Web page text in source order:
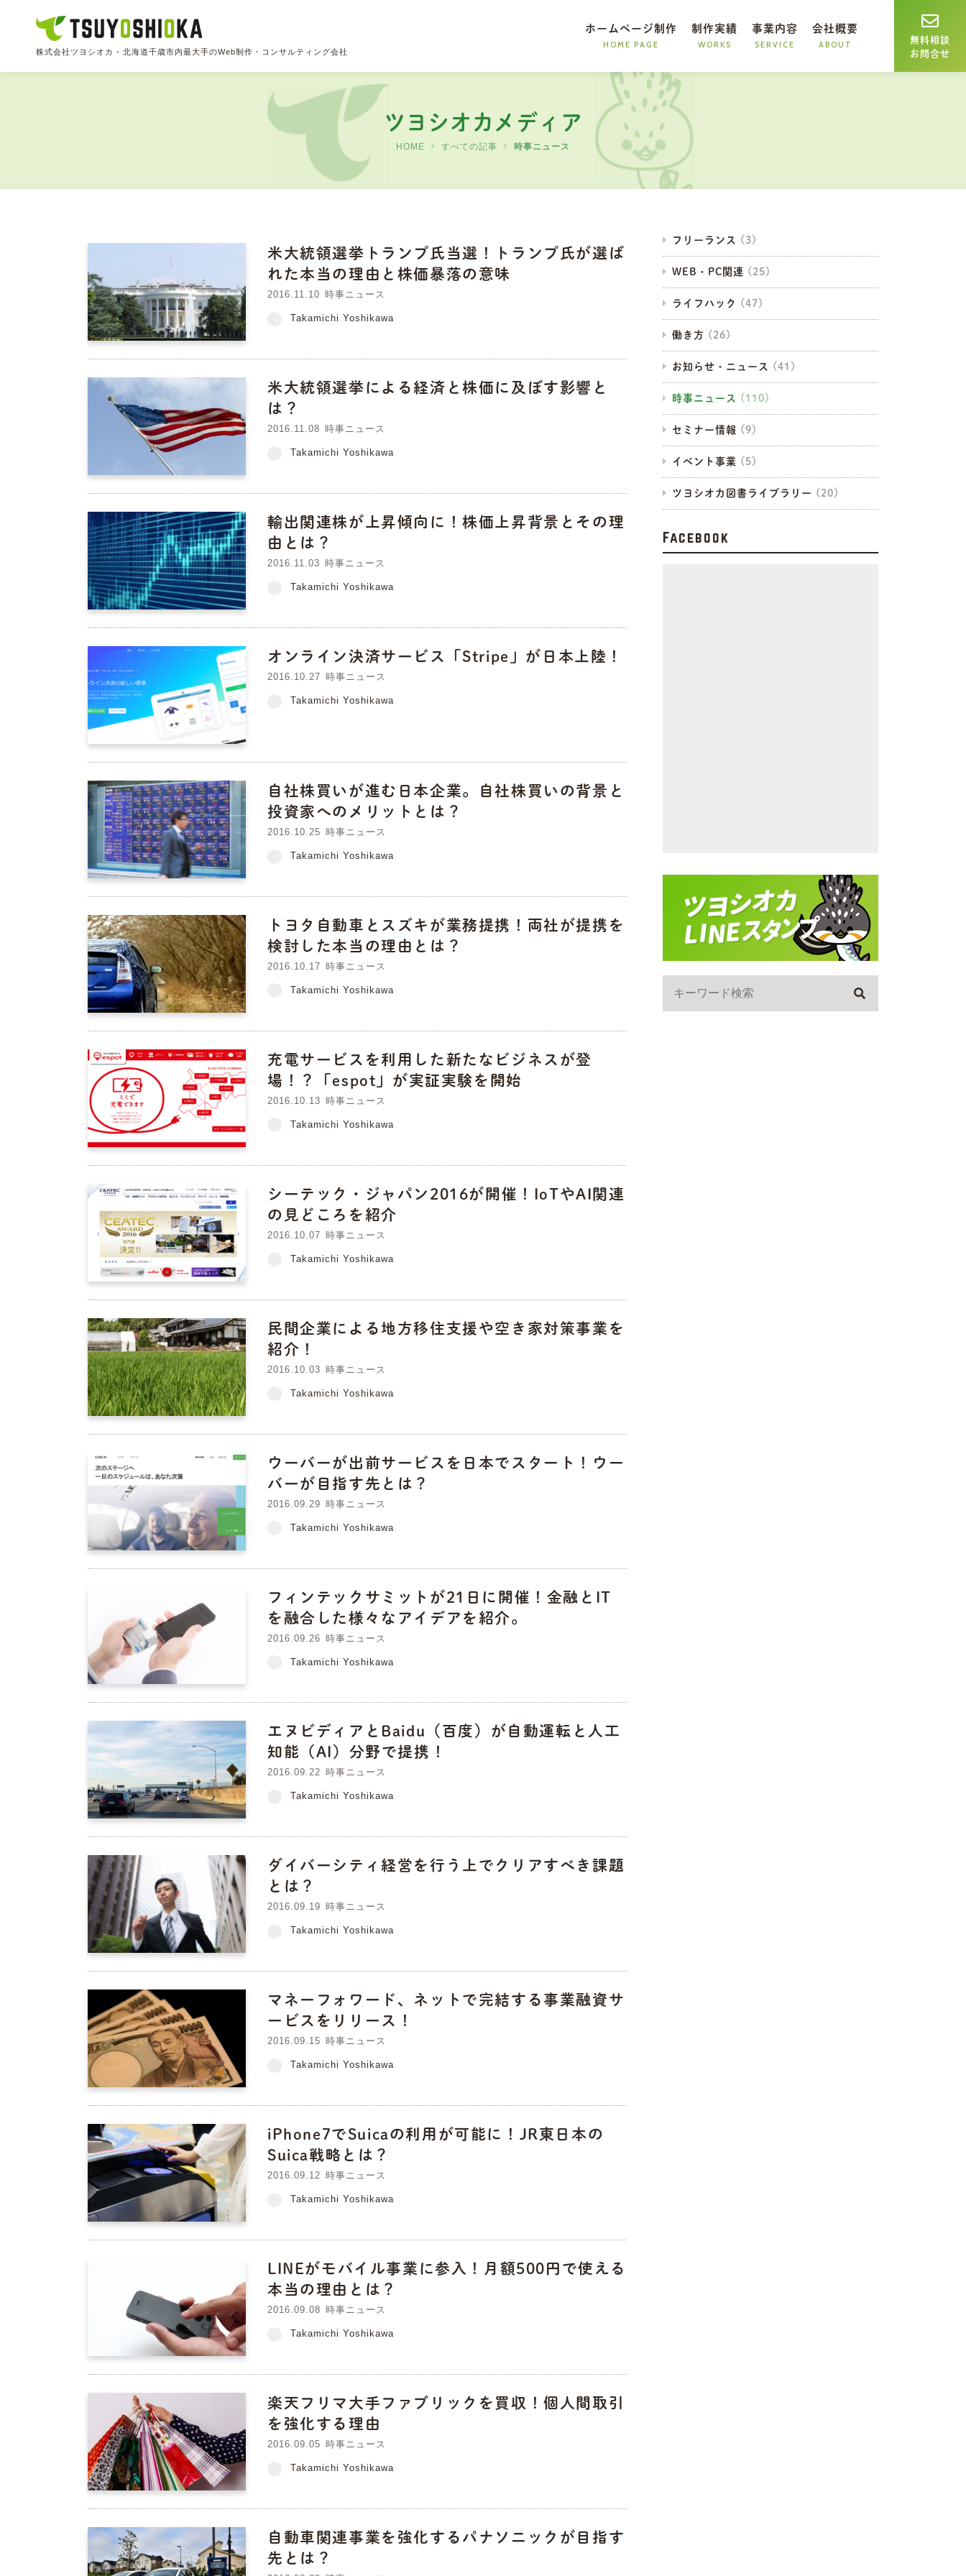
株式会社ツヨシオカ - 北海道千歳市内最大手のWeb制作・コンサルティング会社
ホームページ制作 制作実績 事業内容 会社概要
無料相談
お問合せ
ツヨシオカメディア
HOME すべての記事 時事ニュース
米大統領選挙トランプ氏当選！トランプ氏が選ば
れた本当の理由と株価暴落の意味
2016.11.10 時事ニュース
Takamichi Yoshikawa
米大統領選挙による経済と株価に及ぼす影響と
は？
2016.11.08 時事ニュース
Takamichi Yoshikawa
輸出関連株が上昇傾向に！株価上昇背景とその理
由とは？
2016.11.03 時事ニュース
Takamichi Yoshikawa
オンライン決済サービス「Stripe」が日本上陸！
2016.10.27 時事ニュース
Takamichi Yoshikawa
自社株買いが進む日本企業。自社株買いの背景と
投資家へのメリットとは？
2016.10.25 時事ニュース
Takamichi Yoshikawa
トヨタ自動車とスズキが業務提携！両社が提携を
検討した本当の理由とは？
2016.10.17 時事ニュース
Takamichi Yoshikawa
充電サービスを利用した新たなビジネスが登
場！？「espot」が実証実験を開始
2016.10.13 時事ニュース
Takamichi Yoshikawa
シーテック・ジャパン2016が開催！IoTやAI関連
の見どころを紹介
2016.10.07 時事ニュース
Takamichi Yoshikawa
民間企業による地方移住支援や空き家対策事業を
紹介！
2016.10.03 時事ニュース
Takamichi Yoshikawa
ウーバーが出前サービスを日本でスタート！ウー
バーが目指す先とは？
2016.09.29 時事ニュース
Takamichi Yoshikawa
フィンテックサミットが21日に開催！金融とIT
を融合した様々なアイデアを紹介。
2016.09.26 時事ニュース
Takamichi Yoshikawa
エヌビディアとBaidu（百度）が自動運転と人工
知能（AI）分野で提携！
2016.09.22 時事ニュース
Takamichi Yoshikawa
ダイバーシティ経営を行う上でクリアすべき課題
とは？
2016.09.19 時事ニュース
Takamichi Yoshikawa
マネーフォワード、ネットで完結する事業融資サ
ービスをリリース！
2016.09.15 時事ニュース
Takamichi Yoshikawa
iPhone7でSuicaの利用が可能に！JR東日本の
Suica戦略とは？
2016.09.12 時事ニュース
Takamichi Yoshikawa
LINEがモバイル事業に参入！月額500円で使える
本当の理由とは？
2016.09.08 時事ニュース
Takamichi Yoshikawa
楽天フリマ大手ファブリックを買収！個人間取引
を強化する理由
2016.09.05 時事ニュース
Takamichi Yoshikawa
自動車関連事業を強化するパナソニックが目指す
先とは？
フリーランス
WEB・PC関連
ライフハック
働き方
お知らせ・ニュース
時事ニュース
セミナー情報
イベント事業
ツヨシオカ図書ライブラリー
Facebook